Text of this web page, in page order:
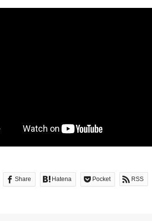
Share Hatena Pocket RSS